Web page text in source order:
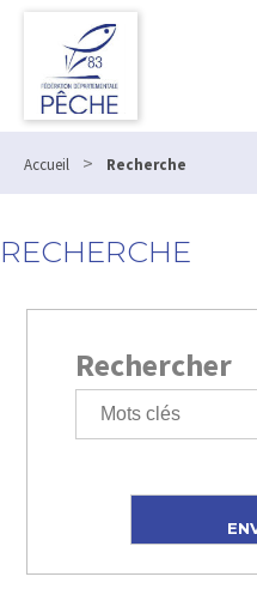
Accueil > Recherche
RECHERCHE
Rechercher